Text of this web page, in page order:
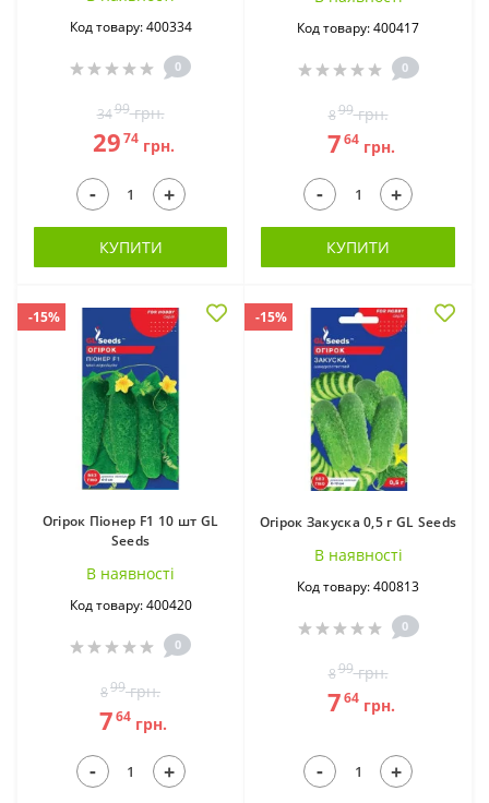
Код товару: 400334
0
3499грн.
2974грн.
- +
КУПИТИ
Код товару: 400417
0
899грн.
764грн.
- +
КУПИТИ
-15%
Огірок Піонер F1 10 шт GL
Seeds
В наявностi
Код товару: 400420
0
899грн.
764 грн.
- +
-15%
Огірок Закуска 0,5 г GL Seeds
В наявностi
Код товару: 400813
0
899грн.
764грн.
- +